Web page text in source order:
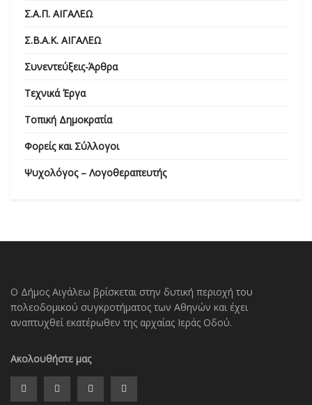
Σ.Α.Π. ΑΙΓΑΛΕΩ
Σ.Β.Α.Κ. ΑΙΓΑΛΕΩ
Συνεντεύξεις-Άρθρα
Τεχνικά Έργα
Τοπική Δημοκρατία
Φορείς και Σύλλογοι
Ψυχολόγος – Λογοθεραπευτής
Ο Δήμος Αιγάλεω βρίσκεται στην δυτική περιοχή του
πολεοδομικού συγκροτήματος των Αθηνών και έχει
αναπτυχθεί εκατέρωθεν της αρχαίας Ιεράς Οδού.
Ακολουθήστε μας